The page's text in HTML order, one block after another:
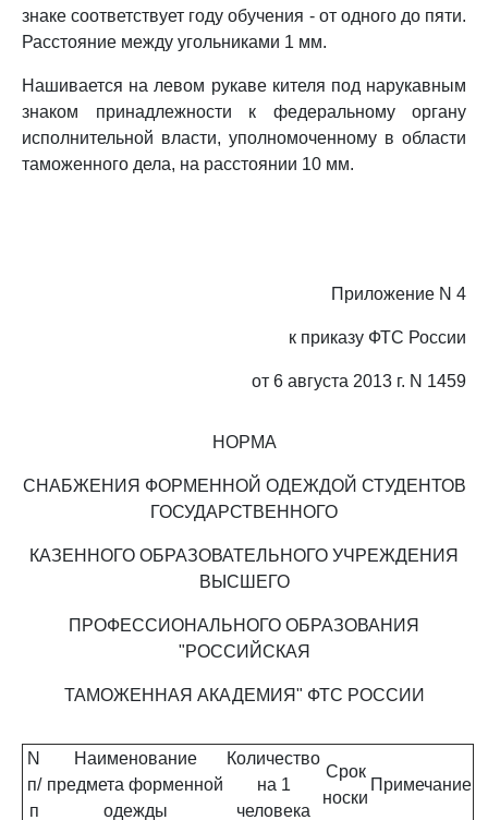
знаке соответствует году обучения - от одного до пяти.
Расстояние между угольниками 1 мм.
Нашивается на левом рукаве кителя под нарукавным
знаком принадлежности к федеральному органу
исполнительной власти, уполномоченному в области
таможенного дела, на расстоянии 10 мм.
Приложение N 4
к приказу ФТС России
от 6 августа 2013 г. N 1459
НОРМА
СНАБЖЕНИЯ ФОРМЕННОЙ ОДЕЖДОЙ СТУДЕНТОВ
ГОСУДАРСТВЕННОГО
КАЗЕННОГО ОБРАЗОВАТЕЛЬНОГО УЧРЕЖДЕНИЯ
ВЫСШЕГО
ПРОФЕССИОНАЛЬНОГО ОБРАЗОВАНИЯ
"РОССИЙСКАЯ
ТАМОЖЕННАЯ АКАДЕМИЯ" ФТС РОССИИ
N
п/
п
Наименование
предмета форменной
одежды
Количество
на 1
человека
Срок
носки
Примечание